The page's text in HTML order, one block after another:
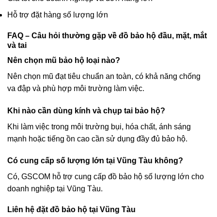
Hỗ trợ đặt hàng số lượng lớn
FAQ – Câu hỏi thường gặp về đồ bảo hộ đầu, mặt, mắt
và tai
Nên chọn mũ bảo hộ loại nào?
Nên chọn mũ đạt tiêu chuẩn an toàn, có khả năng chống
va đập và phù hợp môi trường làm việc.
Khi nào cần dùng kính và chụp tai bảo hộ?
Khi làm việc trong môi trường bụi, hóa chất, ánh sáng
mạnh hoặc tiếng ồn cao cần sử dụng đầy đủ bảo hộ.
Có cung cấp số lượng lớn tại Vũng Tàu không?
Có, GSCOM hỗ trợ cung cấp đồ bảo hộ số lượng lớn cho
doanh nghiệp tại Vũng Tàu.
Liên hệ đặt đồ bảo hộ tại Vũng Tàu